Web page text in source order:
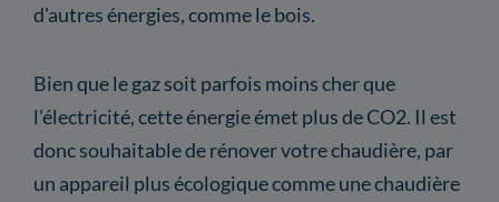
d'autres énergies, comme le bois.
Bien que le gaz soit parfois moins cher que
l'électricité, cette énergie émet plus de CO2. Il est
donc souhaitable de rénover votre chaudière, par
un appareil plus écologique comme une chaudière